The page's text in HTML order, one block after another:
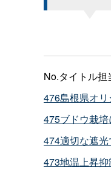
No.タイトル担
476島根県オリ
475ブドウ栽
474適切な遮
473地温上昇